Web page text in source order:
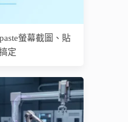
螢幕截圖、貼
定